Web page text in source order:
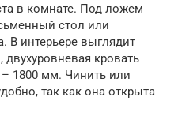
в комнате. Под ложем
стол или
В интерьере выглядит
кровать
1800 мм. Чинить или
так как она открыта